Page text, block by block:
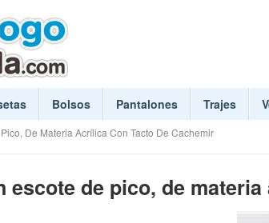
Bolsos Pantalones Trajes
De Materia Acrílica Con Tacto De Cachemir
escote de pico, de